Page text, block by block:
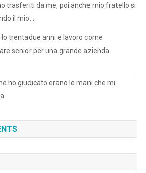
trasferiti da me, poi anche mio fratello si
il mio…
trentadue anni e lavoro come
senior per una grande azienda
ho giudicato erano le mani che mi